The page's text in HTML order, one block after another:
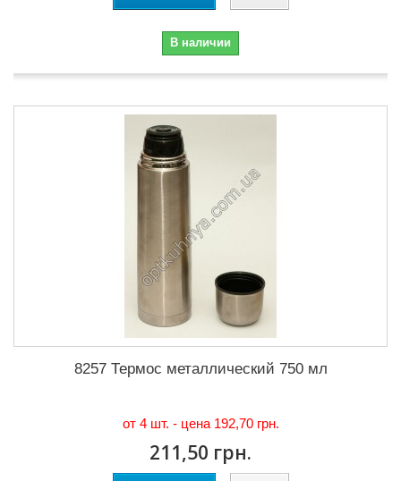
В наличии
8257 Термос металлический 750 мл
от 4 шт. - цена 192,70 грн.
211,50 грн.